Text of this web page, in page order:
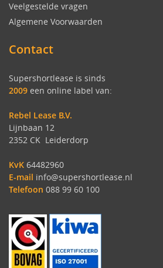
Veelgestelde vragen
Algemene Voorwaarden
Contact
Supershortlease is sinds
2009 een online label van:
Rebel Lease B.V.
Lijnbaan 12
2352 CK Leiderdorp
KvK 64482960
E-mail info@supershortlease.nl
Telefoon 088 99 60 100